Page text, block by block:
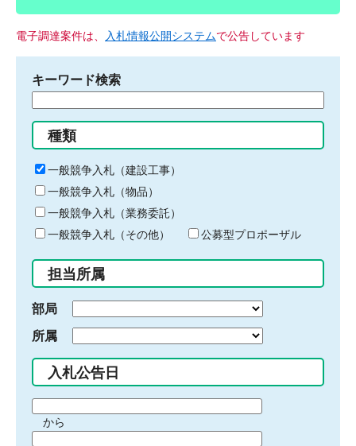
電子調達案件は、 入札情報公開システムで公告しています
キーワード検索
る
キ
ー
ワ
ー
ド
入
力
種類
一般競争入札（建設工事）
一般競争入札（物品）
一般競争入札（業務委託）
一般競争入札（その他）
公募型プロポーザル
担当所属
部局
所属
入札公告日
間から